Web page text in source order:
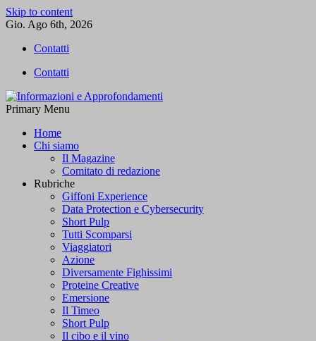
Skip to content
Gio. Ago 6th, 2026
Contatti
Contatti
Primary Menu
Home
Chi siamo
Il Magazine
Comitato di redazione
Rubriche
Giffoni Experience
Data Protection e Cybersecurity
Short Pulp
Tutti Scomparsi
Viaggiatori
Azione
Diversamente Fighissimi
Proteine Creative
Emersione
Il Timeo
Short Pulp
Il cibo e il vino